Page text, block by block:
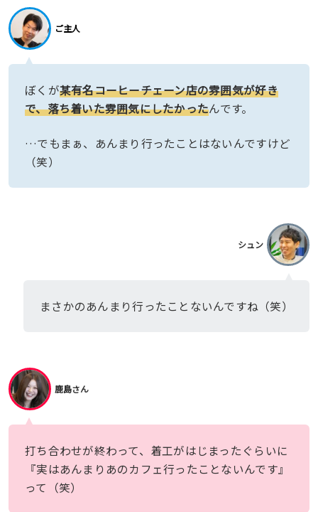
ご主人
ぼくが某有名コーヒーチェーン店の雰囲気が好き
で、落ち着いた雰囲気にしたかったんです。
…でもまぁ、あんまり行ったことはないんですけど
（笑）
シュン
まさかのあんまり行ったことないんですね（笑）
鹿島さん
打ち合わせが終わって、着工がはじまったぐらいに
『実はあんまりあのカフェ行ったことないんです』
って（笑）